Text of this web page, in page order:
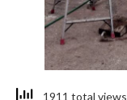
1911 total views